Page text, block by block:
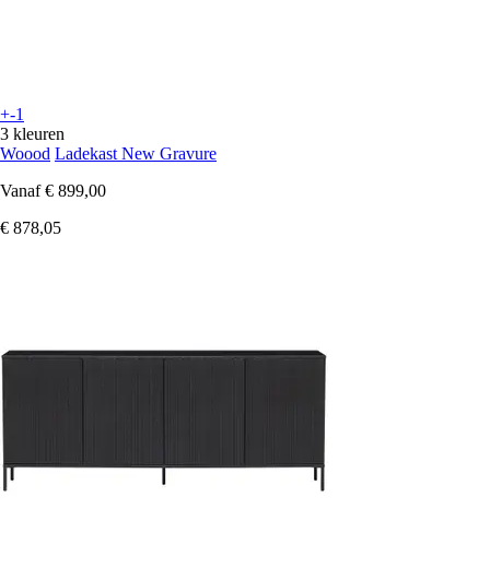
+-1
3 kleuren
Woood Ladekast New Gravure
Vanaf € 899,00
€ 878,05